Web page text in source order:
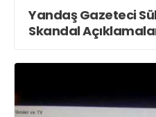
Yandaş Gazeteci
Skandal